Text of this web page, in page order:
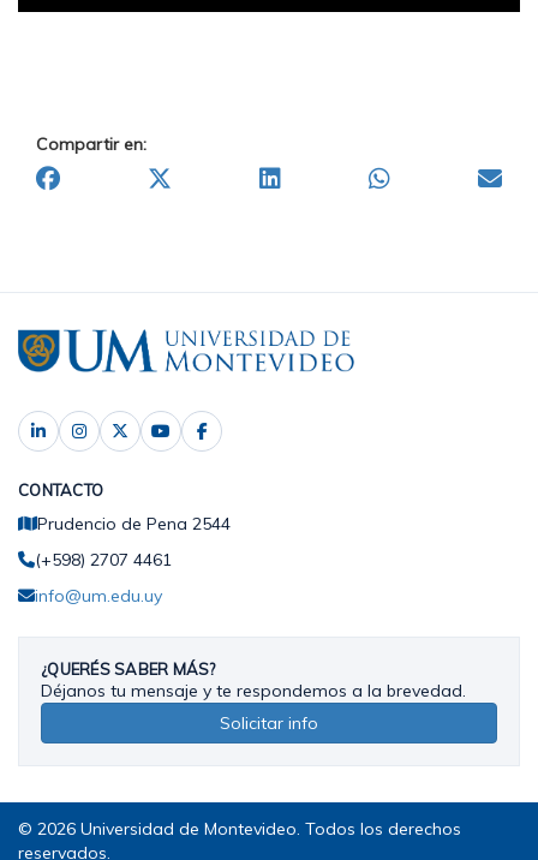
Compartir en:
CONTACTO
Prudencio de Pena 2544
(+598) 2707 4461
info@um.edu.uy
¿QUERÉS SABER MÁS?
Déjanos tu mensaje y te respondemos a la brevedad.
Solicitar info
© 2026 Universidad de Montevideo. Todos los derechos
reservados.